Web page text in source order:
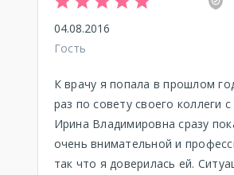
04.08.2016
Гость
К врачу я попала в прошлом
раз по совету своего коллеги
Ирина Владимировна сразу
очень внимательной и
так что я доверилась ей.